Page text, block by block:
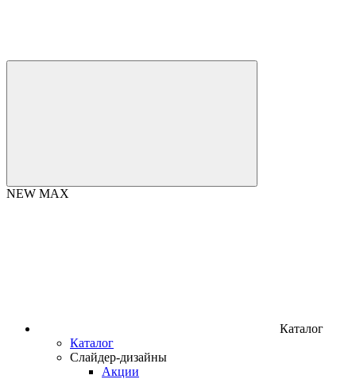
NEW MAX
Каталог
Каталог
Слайдер-дизайны
Акции